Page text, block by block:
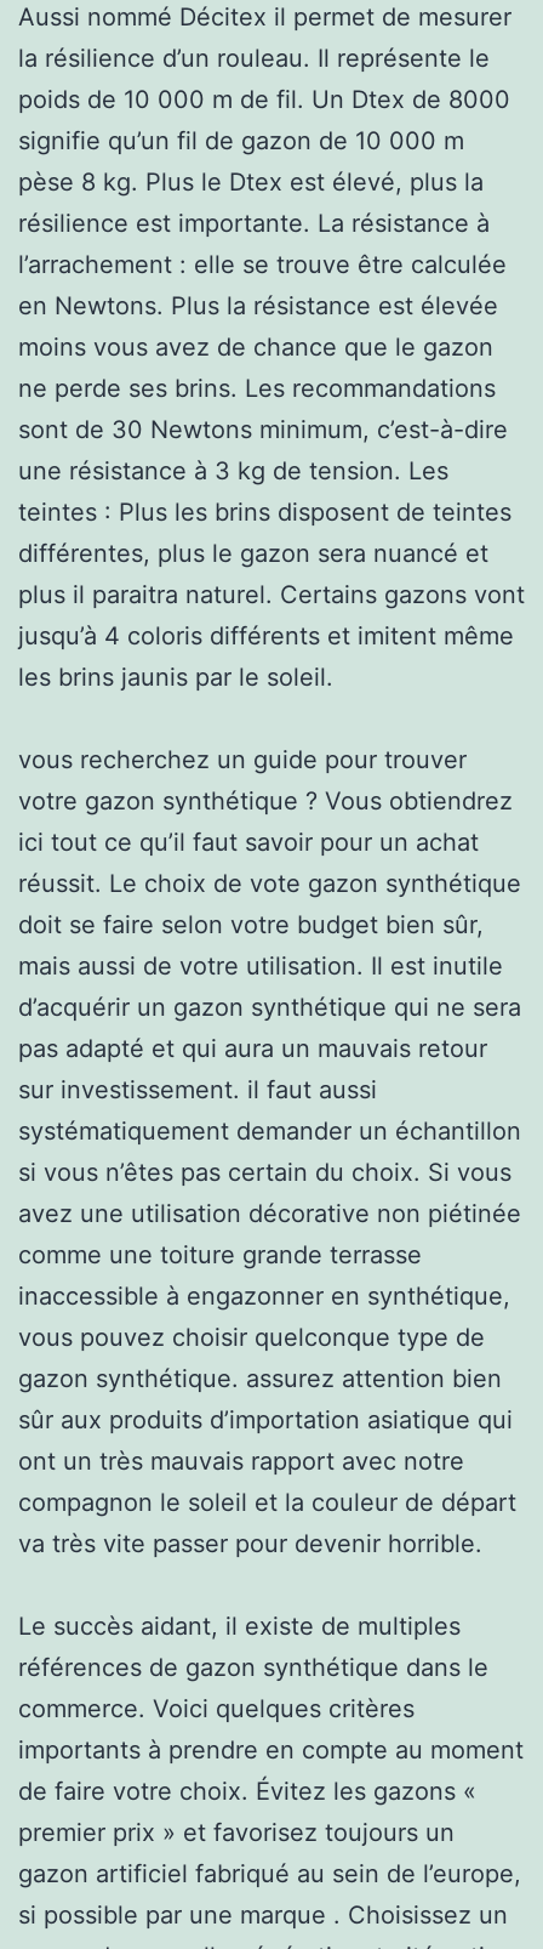
Aussi nommé Décitex il permet de mesurer
la résilience d’un rouleau. Il représente le
poids de 10 000 m de fil. Un Dtex de 8000
signifie qu’un fil de gazon de 10 000 m
pèse 8 kg. Plus le Dtex est élevé, plus la
résilience est importante. La résistance à
l’arrachement : elle se trouve être calculée
en Newtons. Plus la résistance est élevée
moins vous avez de chance que le gazon
ne perde ses brins. Les recommandations
sont de 30 Newtons minimum, c’est-à-dire
une résistance à 3 kg de tension. Les
teintes : Plus les brins disposent de teintes
différentes, plus le gazon sera nuancé et
plus il paraitra naturel. Certains gazons vont
jusqu’à 4 coloris différents et imitent même
les brins jaunis par le soleil.
vous recherchez un guide pour trouver
votre gazon synthétique ? Vous obtiendrez
ici tout ce qu’il faut savoir pour un achat
réussit. Le choix de vote gazon synthétique
doit se faire selon votre budget bien sûr,
mais aussi de votre utilisation. Il est inutile
d’acquérir un gazon synthétique qui ne sera
pas adapté et qui aura un mauvais retour
sur investissement. il faut aussi
systématiquement demander un échantillon
si vous n’êtes pas certain du choix. Si vous
avez une utilisation décorative non piétinée
comme une toiture grande terrasse
inaccessible à engazonner en synthétique,
vous pouvez choisir quelconque type de
gazon synthétique. assurez attention bien
sûr aux produits d’importation asiatique qui
ont un très mauvais rapport avec notre
compagnon le soleil et la couleur de départ
va très vite passer pour devenir horrible.
Le succès aidant, il existe de multiples
références de gazon synthétique dans le
commerce. Voici quelques critères
importants à prendre en compte au moment
de faire votre choix. Évitez les gazons «
premier prix » et favorisez toujours un
gazon artificiel fabriqué au sein de l’europe,
si possible par une marque . Choisissez un